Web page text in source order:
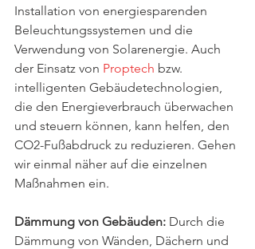
Installation von energiesparenden
Beleuchtungssystemen und die
Verwendung von Solarenergie. Auch
der Einsatz von Proptech bzw.
intelligenten Gebäudetechnologien,
die den Energieverbrauch überwachen
und steuern können, kann helfen, den
CO2-Fußabdruck zu reduzieren. Gehen
wir einmal näher auf die einzelnen
Maßnahmen ein.
Dämmung von Gebäuden: Durch die
Dämmung von Wänden, Dächern und